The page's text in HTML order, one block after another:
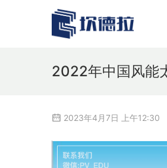
2022年中国风能
2023年4月7日 上午12:30